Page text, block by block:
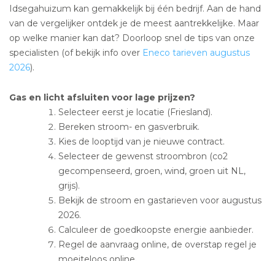
Idsegahuizum kan gemakkelijk bij één bedrijf. Aan de hand
van de vergelijker ontdek je de meest aantrekkelijke. Maar
op welke manier kan dat? Doorloop snel de tips van onze
specialisten (of bekijk info over Eneco tarieven augustus
2026).
Gas en licht afsluiten voor lage prijzen?
Selecteer eerst je locatie (Friesland).
Bereken stroom- en gasverbruik.
Kies de looptijd van je nieuwe contract.
Selecteer de gewenst stroombron (co2
gecompenseerd, groen, wind, groen uit NL,
grijs).
Bekijk de stroom en gastarieven voor augustus
2026.
Calculeer de goedkoopste energie aanbieder.
Regel de aanvraag online, de overstap regel je